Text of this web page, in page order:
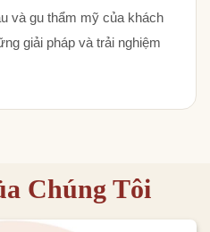
và gu thẩm mỹ của khách
giải pháp và trải nghiệm
Chúng Tôi